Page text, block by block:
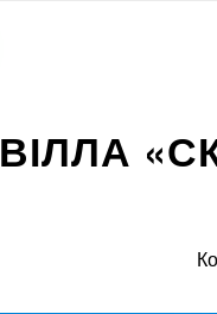
ВІЛЛА